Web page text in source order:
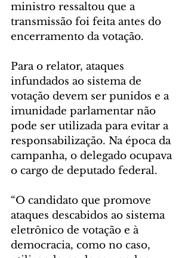
ministro ressaltou que a
transmissão foi feita antes do
encerramento da votação.
Para o relator, ataques
infundados ao sistema de
votação devem ser punidos e a
imunidade parlamentar não
pode ser utilizada para evitar a
responsabilização. Na época da
campanha, o delegado ocupava
o cargo de deputado federal.
“O candidato que promove
ataques descabidos ao sistema
eletrônico de votação e à
democracia, como no caso,